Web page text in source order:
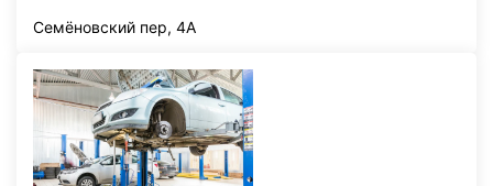
Семёновский пер, 4А